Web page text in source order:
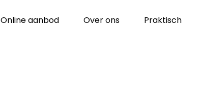
Online aanbod Over ons Praktisch